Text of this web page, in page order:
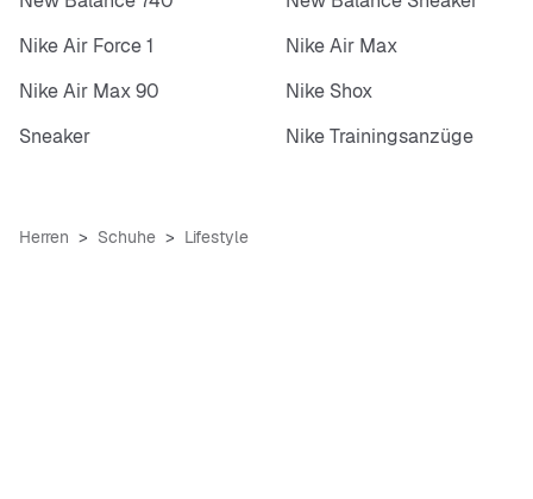
Nike Air Force 1
Nike Air Max
Nike Air Max 90
Nike Shox
Sneaker
Nike Trainingsanzüge
Herren Schuhe Lifestyle